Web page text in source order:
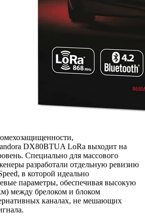
DX80BTUA LoRa выходит на
Специально для массового
разработали отдельную ревизию
в которой идеально
параметры, обеспечивая высокую
между брелоком и блоком
каналах, не мешающих